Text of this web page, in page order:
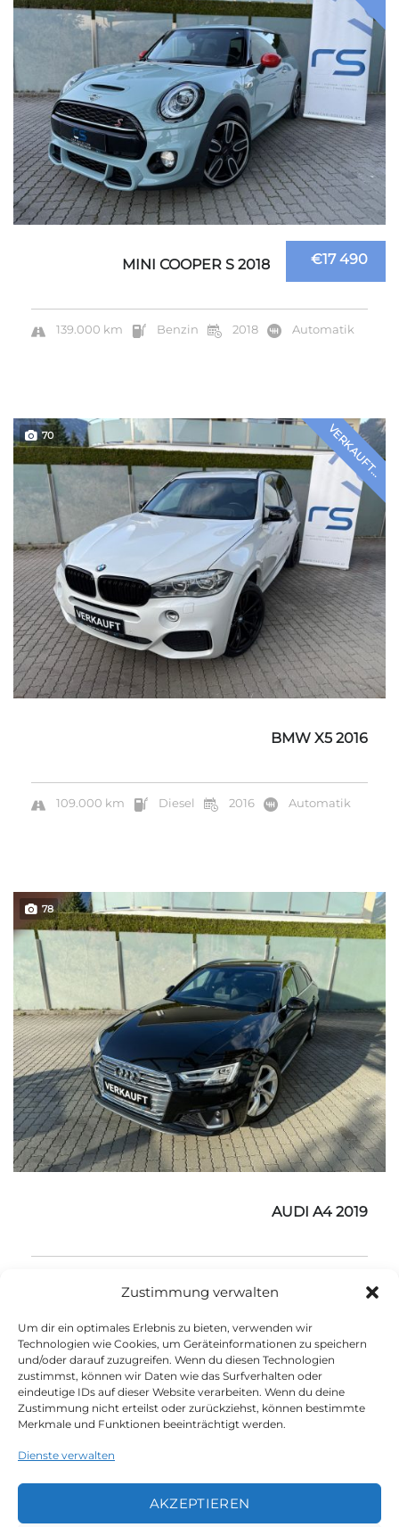
Zustimmung verwalten
Um dir ein optimales Erlebnis zu bieten, verwenden wir
Technologien wie Cookies, um Geräteinformationen zu speichern
und/oder darauf zuzugreifen. Wenn du diesen Technologien
zustimmst, können wir Daten wie das Surfverhalten oder
eindeutige IDs auf dieser Website verarbeiten. Wenn du deine
Zustimmung nicht erteilst oder zurückziehst, können bestimmte
Merkmale und Funktionen beeinträchtigt werden.
Dienste verwalten
AKZEPTIEREN
€17 490
MINI COOPER S 2018
139.000 km Benzin 2018 Automatik
VERKAUFT...
70
BMW X5 2016
109.000 km Diesel 2016 Automatik
78
AUDI A4 2019
1 2 3 4